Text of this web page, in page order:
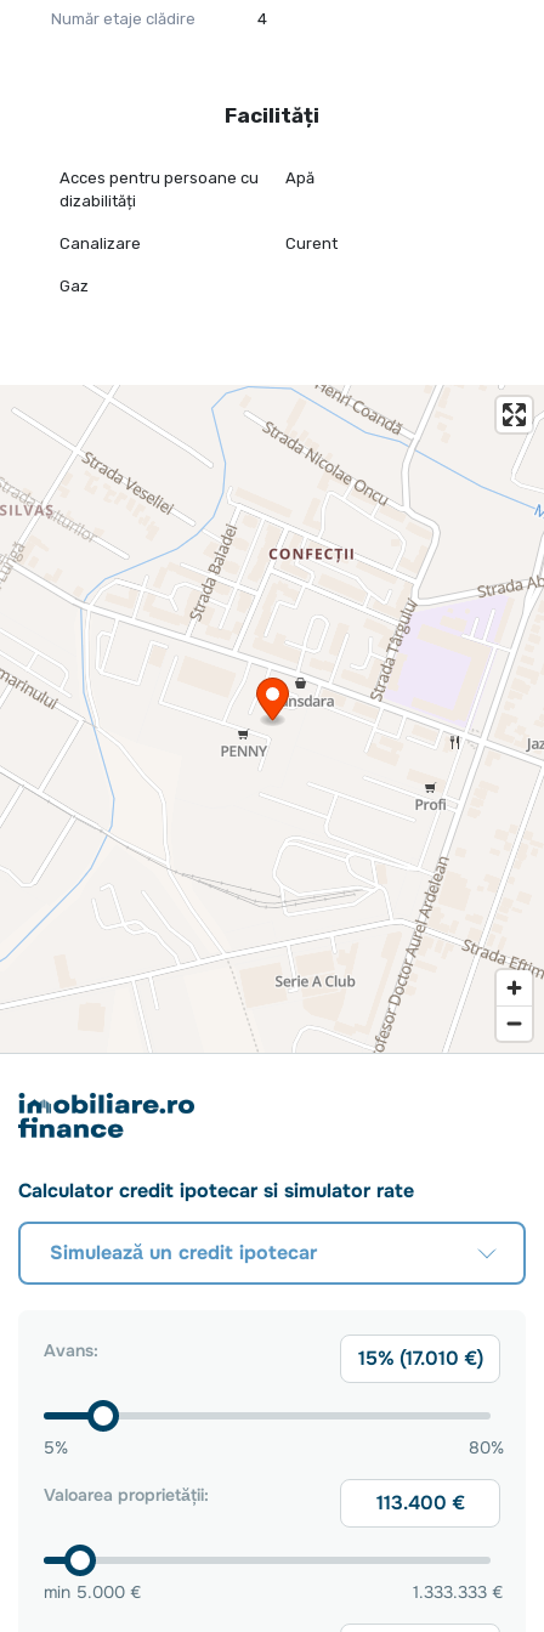
Almira Boboc
Cod Proprietate 2563310
Număr etaje clădire 4
Facilități
Acces pentru persoane cu
dizabilități
Apă
Canalizare Curent
Gaz